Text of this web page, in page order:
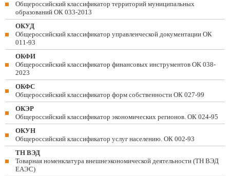
Общероссийский классификатор территорий муниципальных
образований ОК 033-2013
ОКУД
Общероссийский классификатор управленческой документации ОК
011-93
ОКФИ
Общероссийский классификатор финансовых инструментов OK 038-
2023
ОКФС
Общероссийский классификатор форм собственности ОК 027-99
ОКЭР
Общероссийский классификатор экономических регионов. ОК 024-95
ОКУН
Общероссийский классификатор услуг населению. ОК 002-93
ТН ВЭД
Товарная номенклатура внешнеэкономической деятельности (ТН ВЭД
ЕАЭС)